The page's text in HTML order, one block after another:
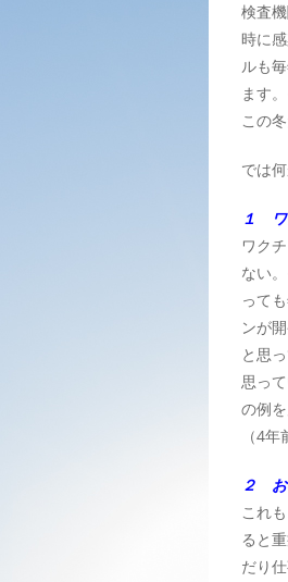
検査
時に
ルも
ます
この
では
１ ワ
ワク
ない
って
ンが
と思
思っ
の例
（4
２ お
これ
ると
だり